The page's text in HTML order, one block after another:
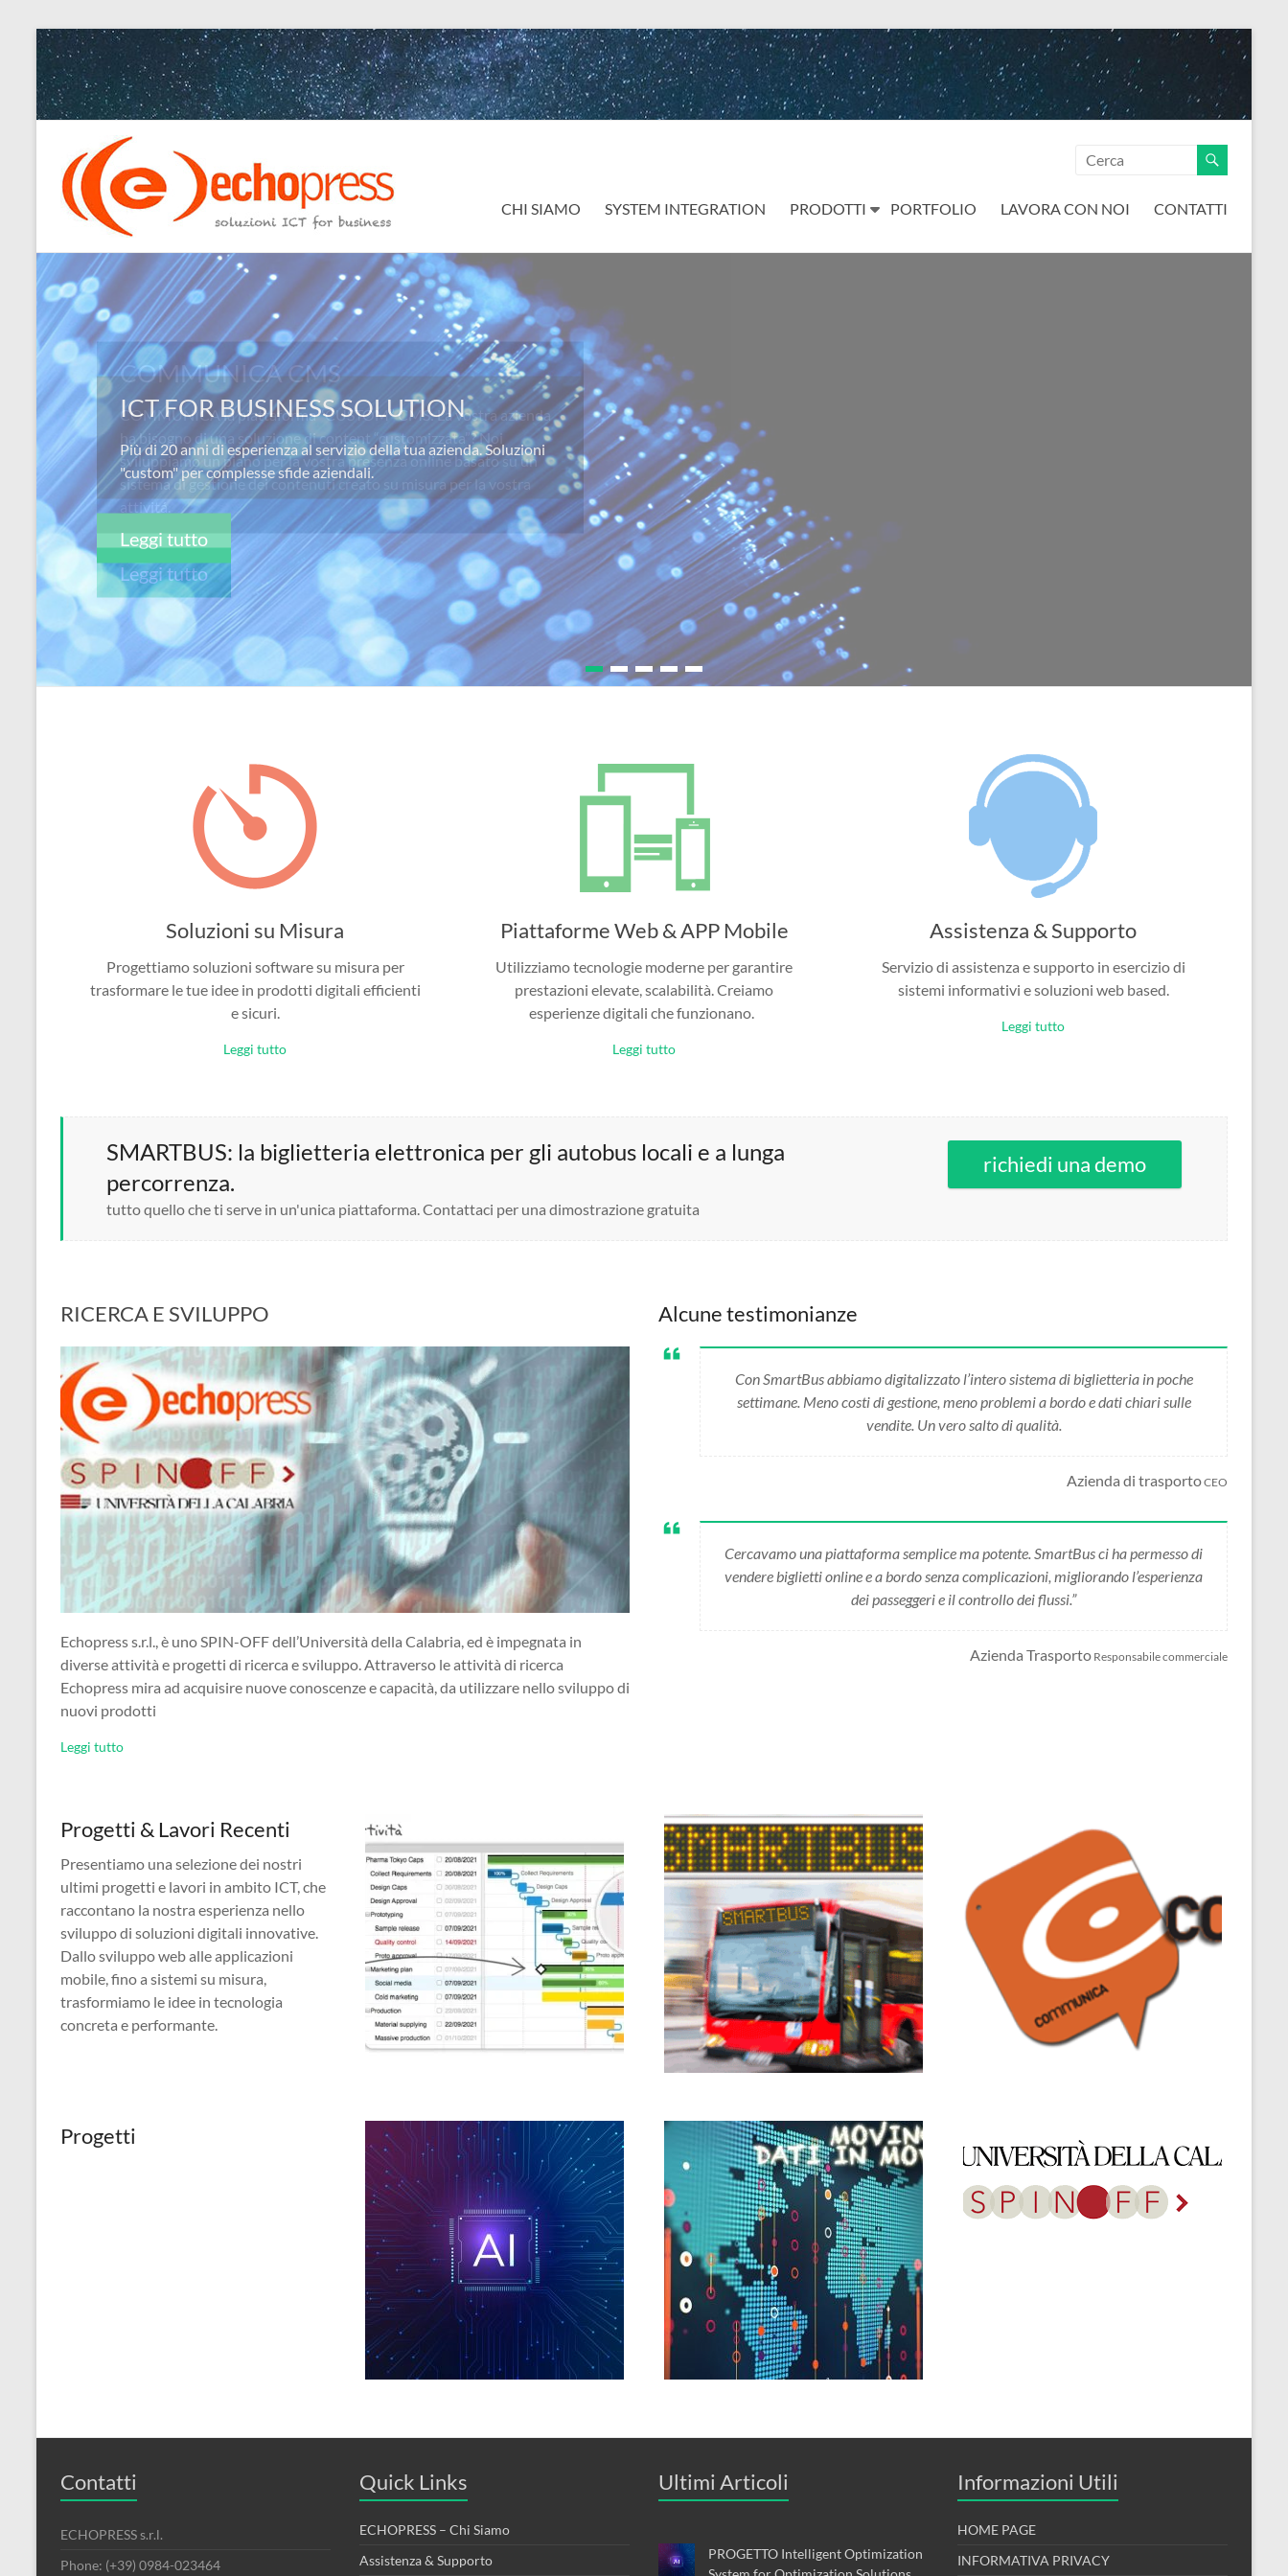
Salta
al
contenuto
Echopress
s.r.l.
soluzioni
ICT
for
business
Ingegneri
per
passione
CHI SIAMO SYSTEM INTEGRATION PRODOTTI PORTFOLIO LAVORA CON NOI CONTATTI
COMMUNICA CMS
COMMUNICA la piattaforma “CUSTOM” CMS: La vostra azienda
ha bisogno di una soluzione di content “customizzata”? Noi
sviluppiamo un piano per la vostra presenza online basato su un
sistema di gestione dei contenuti creato su misura per la vostra
attivitá.
Leggi tutto
Soluzioni su Misura
Progettiamo soluzioni software su misura per
trasformare le tue idee in prodotti digitali efficienti
e sicuri.
Leggi tutto
Piattaforme Web & APP Mobile
Utilizziamo tecnologie moderne per garantire
prestazioni elevate, scalabilità. Creiamo
esperienze digitali che funzionano.
Leggi tutto
Assistenza & Supporto
Servizio di assistenza e supporto in esercizio di
sistemi informativi e soluzioni web based.
Leggi tutto
SMARTBUS: la biglietteria elettronica per gli autobus locali e a lunga
percorrenza.
tutto quello che ti serve in un'unica piattaforma. Contattaci per una dimostrazione gratuita
richiedi una demo
RICERCA E SVILUPPO
Echopress s.r.l., è uno SPIN-OFF dell’Università della Calabria, ed è impegnata in
diverse attività e progetti di ricerca e sviluppo. Attraverso le attività di ricerca
Echopress mira ad acquisire nuove conoscenze e capacità, da utilizzare nello sviluppo di
nuovi prodotti
Leggi tutto
Alcune testimonianze
Con SmartBus abbiamo digitalizzato l’intero sistema di biglietteria in poche
settimane. Meno costi di gestione, meno problemi a bordo e dati chiari sulle
vendite. Un vero salto di qualità.
Azienda di trasportoCEO
Cercavamo una piattaforma semplice ma potente. SmartBus ci ha permesso di
vendere biglietti online e a bordo senza complicazioni, migliorando l’esperienza
dei passeggeri e il controllo dei flussi.”
Azienda Trasporto Responsabile commerciale
Progetti & Lavori Recenti
Presentiamo una selezione dei nostri
ultimi progetti e lavori in ambito ICT, che
raccontano la nostra esperienza nello
sviluppo di soluzioni digitali innovative.
Dallo sviluppo web alle applicazioni
mobile, fino a sistemi su misura,
trasformiamo le idee in tecnologia
concreta e performante.
Progetti
Contatti
ECHOPRESS s.r.l.
Phone: (+39) 0984-023464
Quick Links
ECHOPRESS – Chi Siamo
Assistenza & Supporto
Ultimi Articoli
PROGETTO Intelligent Optimization
Informazioni Utili
HOME PAGE
INFORMATIVA PRIVACY